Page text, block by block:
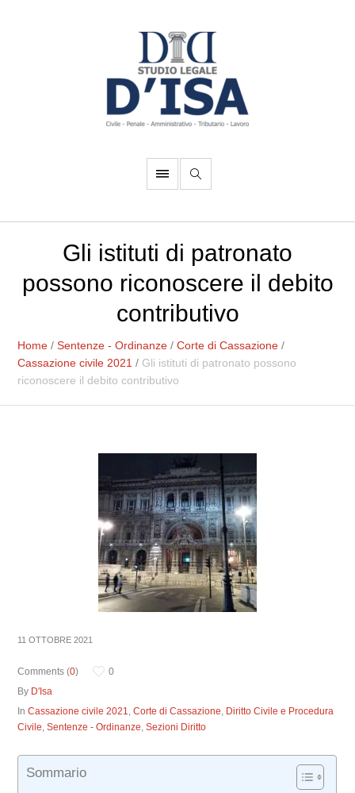
Gli istituti di patronato
possono riconoscere il debito
contributivo
Home /Sentenze - Ordinanze /Corte di Cassazione /
Cassazione civile 2021 / Gli istituti di patronato possono
riconoscere il debito contributivo
11 OTTOBRE 2021
Comments (0)
0
By D'Isa
InCassazione civile 2021,Corte di Cassazione, Diritto Civile e Procedura
Civile,Sentenze - Ordinanze,Sezioni Diritto
Sommario